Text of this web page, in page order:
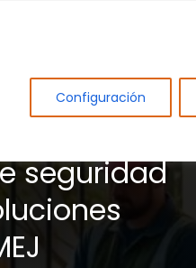
Configuración
seguridad